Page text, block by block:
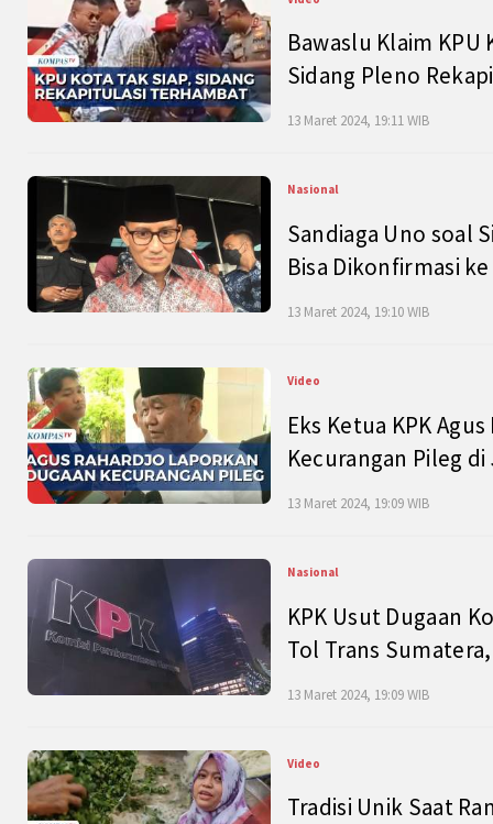
Bawaslu Klaim
Sidang Pleno
13 Maret 2024, 19:11 WIB
Nasional
Sandiaga Uno soal
Bisa Dikonfirmasi
13 Maret 2024, 19:10 WIB
Video
Eks Ketua KPK
Kecurangan Pileg
13 Maret 2024, 19:09 WIB
Nasional
KPK Usut Dugaan
Tol Trans
13 Maret 2024, 19:09 WIB
Video
Tradisi Unik Saat